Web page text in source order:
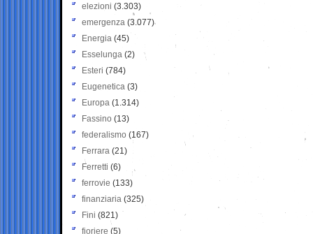
elezioni (3.303)
emergenza (3.077)
Energia (45)
Esselunga (2)
Esteri (784)
Eugenetica (3)
Europa (1.314)
Fassino (13)
federalismo (167)
Ferrara (21)
Ferretti (6)
ferrovie (133)
finanziaria (325)
Fini (821)
fioriere (5)